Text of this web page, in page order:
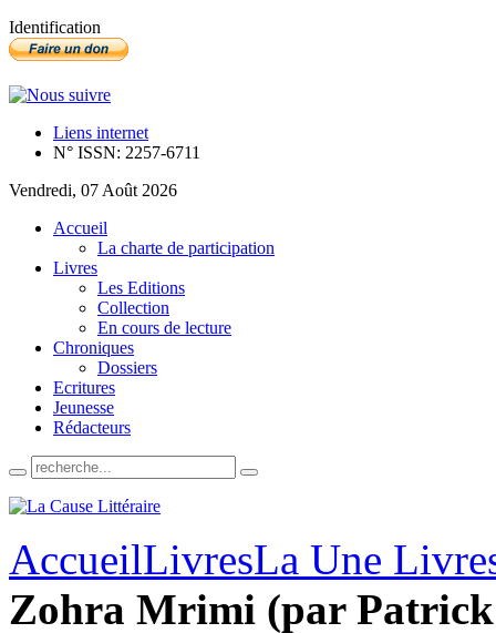
Identification
Liens internet
N° ISSN: 2257-6711
Vendredi, 07 Août 2026
Accueil
La charte de participation
Livres
Les Editions
Collection
En cours de lecture
Chroniques
Dossiers
Ecritures
Jeunesse
Rédacteurs
AccueilLivresLa Une
Zohra Mrimi (par